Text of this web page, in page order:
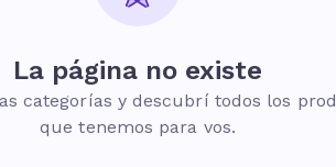
La página no existe
categorías y descubrí todos los
que tenemos para vos.